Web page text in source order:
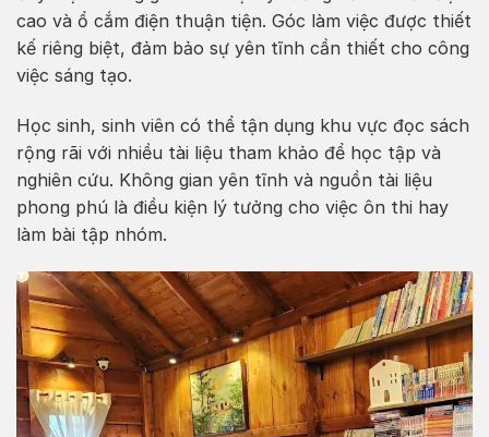
cao và ổ cắm điện thuận tiện. Góc làm việc được thiết
kế riêng biệt, đảm bảo sự yên tĩnh cần thiết cho công
việc sáng tạo.
Học sinh, sinh viên có thể tận dụng khu vực đọc sách
rộng rãi với nhiều tài liệu tham khảo để học tập và
nghiên cứu. Không gian yên tĩnh và nguồn tài liệu
phong phú là điều kiện lý tưởng cho việc ôn thi hay
làm bài tập nhóm.